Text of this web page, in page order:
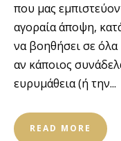
που μας
αγοραία άποψη,
να βοηθήσει σε όλα
αν κάποιος
ευρυμάθεια (ή την...
READ MORE